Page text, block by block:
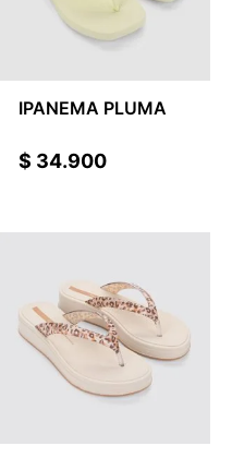
IPANEMA PLUMA
$ 34.900